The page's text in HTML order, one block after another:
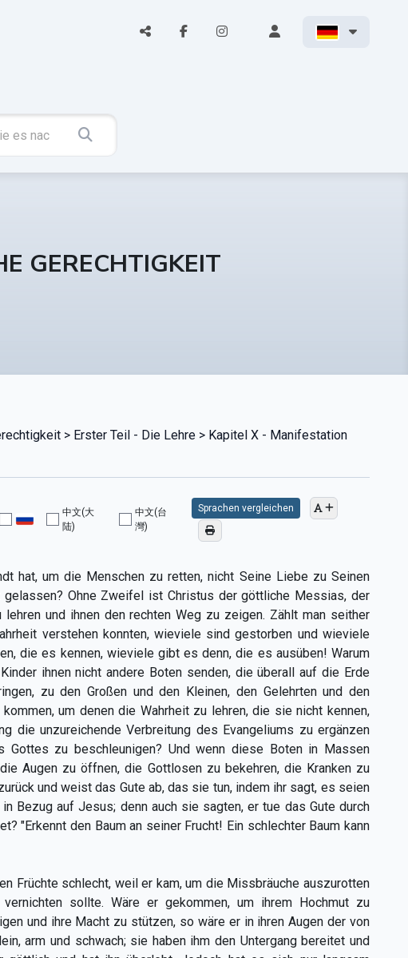
GERECHTIGKEIT
> Erster Teil - Die Lehre > Kapitel X - Manifestation
中文(大
陆)
中文(台
灣)
Sprachen vergleichen
hat, um die Menschen zu retten, nicht Seine Liebe zu Seinen
Ohne Zweifel ist Christus der göttliche Messias, der
und ihnen den rechten Weg zu zeigen. Zählt man seither
verstehen konnten, wieviele sind gestorben und wieviele
die es kennen, wieviele gibt es denn, die es ausüben! Warum
ihnen nicht andere Boten senden, die überall auf die Erde
zu den Großen und den Kleinen, den Gelehrten und den
um denen die Wahrheit zu lehren, die sie nicht kennen,
die unzureichende Verbreitung des Evangeliums zu ergänzen
zu beschleunigen? Und wenn diese Boten in Massen
Augen zu öffnen, die Gottlosen zu bekehren, die Kranken zu
und weist das Gute ab, das sie tun, indem ihr sagt, es seien
Bezug auf Jesus; denn auch sie sagten, er tue das Gute durch
"Erkennt den Baum an seiner Frucht! Ein schlechter Baum kann
Früchte schlecht, weil er kam, um die Missbräuche auszurotten
sollte. Wäre er gekommen, um ihrem Hochmut zu
und ihre Macht zu stützen, so wäre er in ihren Augen der von
arm und schwach; sie haben ihm den Untergang bereitet und